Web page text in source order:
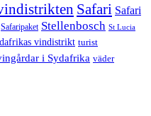
Safari Safari
Safaripaket Stellenbosch St Lucia
vindistrikt turist
i Sydafrika väder